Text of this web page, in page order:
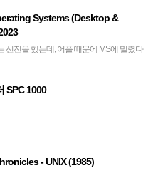
Systems (Desktop &
선전을 했는데, 어플 때문에 MS에 밀렸다
듯. 심지어 Mac보다 점유율이 높았다는
SPC 1000
- UNIX (1985)